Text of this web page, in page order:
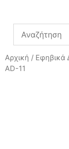
Αρχική / Εφηβικά
AD-11